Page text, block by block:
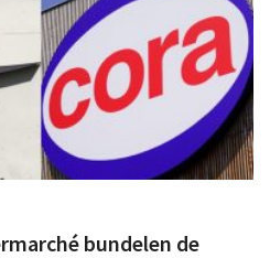
bundelen de